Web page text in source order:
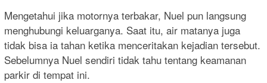
Mengetahui jika motornya terbakar, Nuel pun langsung
menghubungi keluarganya. Saat itu, air matanya juga
tidak bisa ia tahan ketika menceritakan kejadian tersebut.
Sebelumnya Nuel sendiri tidak tahu tentang keamanan
parkir di tempat ini.